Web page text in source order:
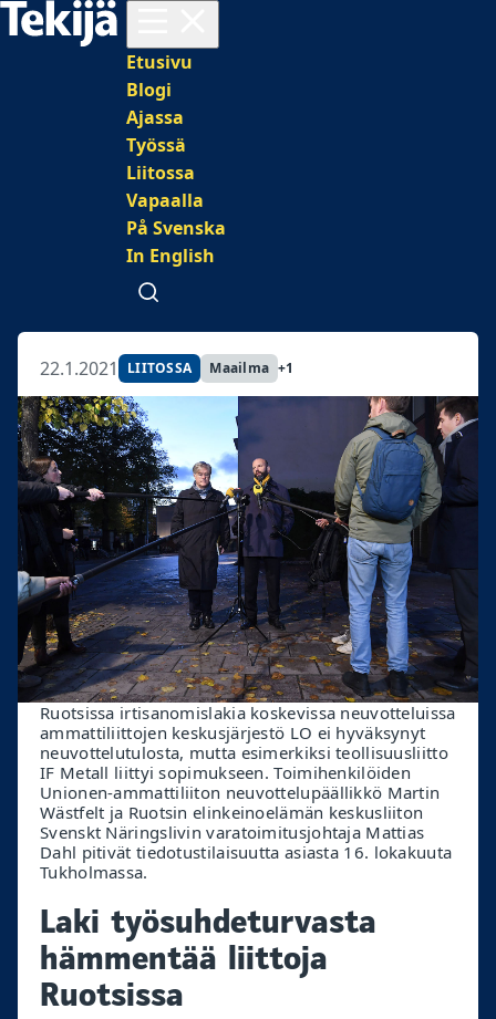
Päävalikko
Etusivu
Blogi
Ajassa
Työssä
Liitossa
Vapaalla
På Svenska
In English
Avaa haku
22.1.2021 LIITOSSA Maailma +1
Ruotsissa irtisanomislakia koskevissa neuvotteluissa
ammattiliittojen keskusjärjestö LO ei hyväksynyt
neuvottelutulosta, mutta esimerkiksi teollisuusliitto
IF Metall liittyi sopimukseen. Toimihenkilöiden
Unionen-ammattiliiton neuvottelupäällikkö Martin
Wästfelt ja Ruotsin elinkeinoelämän keskusliiton
Svenskt Näringslivin varatoimitusjohtaja Mattias
Dahl pitivät tiedotustilaisuutta asiasta 16. lokakuuta
Tukholmassa.
Laki työsuhdeturvasta
hämmentää liittoja
Ruotsissa